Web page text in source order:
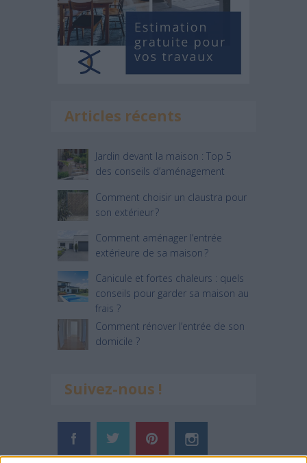
Articles récents
Jardin devant la maison : Top 5
des conseils d’aménagement
Comment choisir un claustra pour
son extérieur ?
Comment aménager l’entrée
extérieure de sa maison ?
Canicule et fortes chaleurs : quels
conseils pour garder sa maison au
frais ?
Comment rénover l’entrée de son
domicile ?
Suivez-nous !